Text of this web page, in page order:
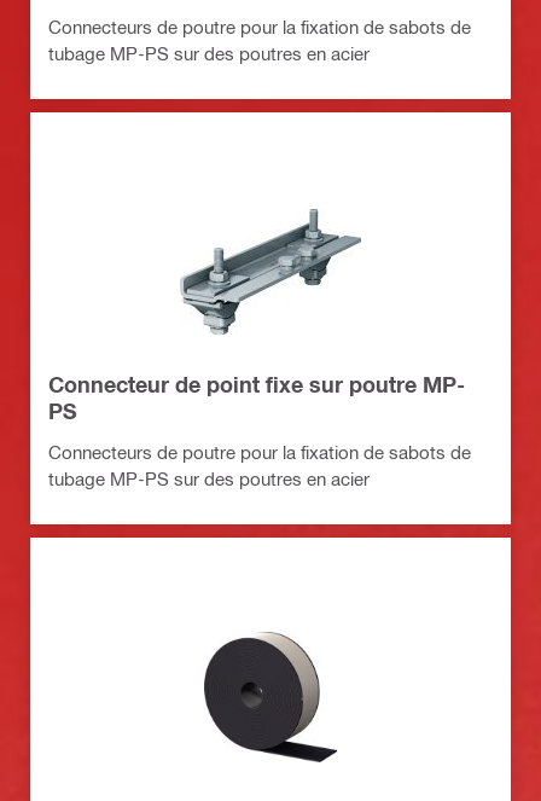
Connecteurs de poutre pour la fixation de sabots de
tubage MP-PS sur des poutres en acier
Connecteur de point fixe sur poutre MP-
PS
Connecteurs de poutre pour la fixation de sabots de
tubage MP-PS sur des poutres en acier